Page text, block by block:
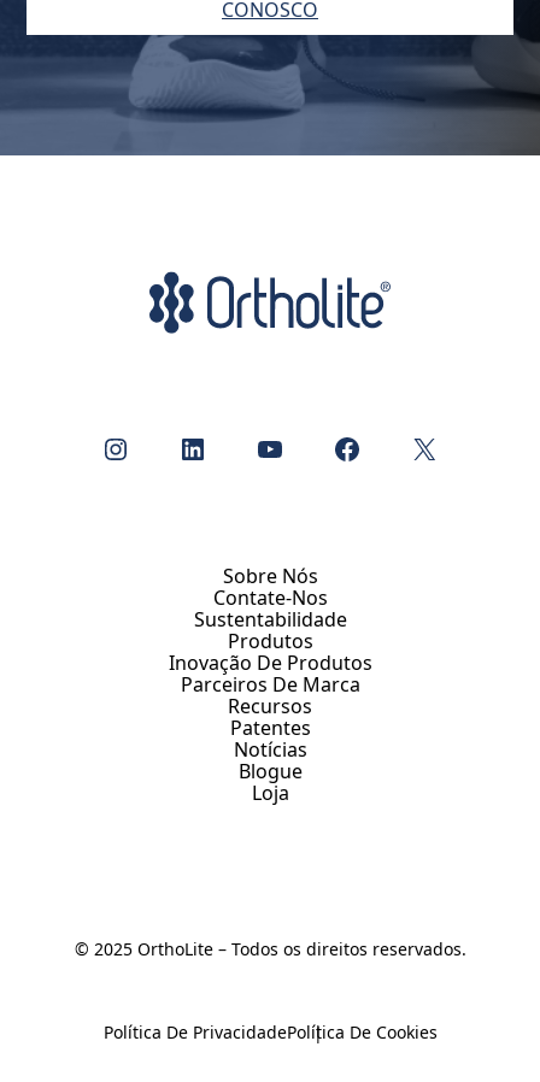
CONOSCO
Instagram LinkedIn Youtube Facebook X
Sobre Nós
Contate-Nos
Sustentabilidade
Produtos
Inovação De Produtos
Parceiros De Marca
Recursos
Patentes
Notícias
Blogue
Loja
© 2025 OrthoLite – Todos os direitos reservados.
Política De PrivacidadePolítica De Cookies